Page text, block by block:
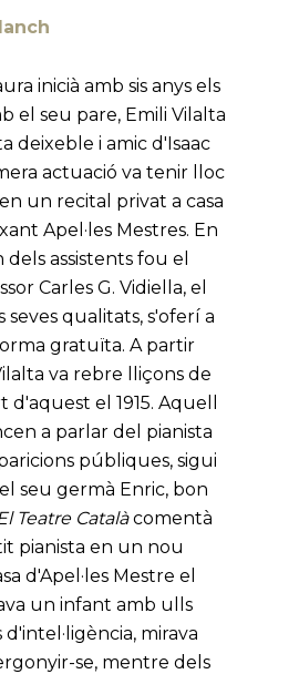
inicià amb sis anys els
el seu pare, Emili Vilalta
deixeble i amic d'Isaac
actuació va tenir lloc
un recital privat a casa
Apel·les Mestres. En
assistents fou el
Carles G. Vidiella, el
seves qualitats, s'oferí a
gratuïta. A partir
va rebre lliçons de
el 1915. Aquell
a parlar del pianista
públiques, sigui
seu germà Enric, bon
Teatre Catalàcomentà
pianista en un nou
d'Apel·les Mestre el
un infant amb ulls
mirava
se, mentre dels